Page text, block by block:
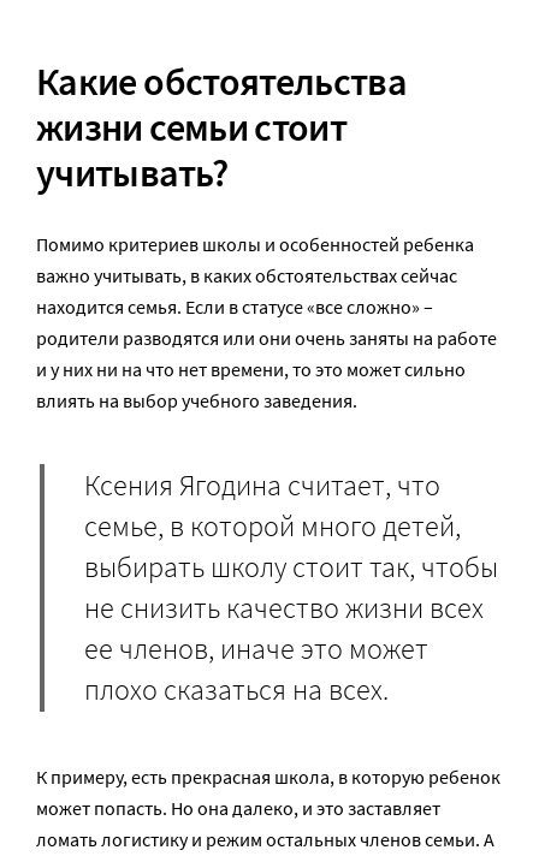
Какие обстоятельства
жизни семьи стоит
учитывать?
Помимо критериев школы и особенностей ребенка
важно учитывать, в каких обстоятельствах сейчас
находится семья. Если в статусе «все сложно» –
родители разводятся или они очень заняты на работе
и у них ни на что нет времени, то это может сильно
влиять на выбор учебного заведения.
Ксения Ягодина считает, что
семье, в которой много детей,
выбирать школу стоит так, чтобы
не снизить качество жизни всех
ее членов, иначе это может
плохо сказаться на всех.
К примеру, есть прекрасная школа, в которую ребенок
может попасть. Но она далеко, и это заставляет
ломать логистику и режим остальных членов семьи. А